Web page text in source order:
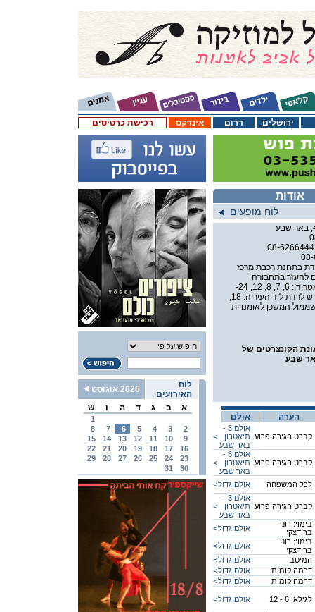
רכישת כרטיסים אינדקס דרום ירושלים
לוח
האירועים
2026 אוגוסט
א
ב ג ד ה ו ש
1
2
3
4
5
6
7
8
9
10
11
12
13
14
15
16
17
18
19
20
21
22
23
24
25
26
27
28
29
30
31
אודות
לוח מופעים
08-6266444
בתחנת רכבת מרכז
להעזר בתחבורה
ציבורית) אוטובוסים, חברת מטרודן: 6, 7, 8, 12, 24-
קווים שעוצרים בשדרות רגר, יש לרדת ליד העיריה. 18,
המשכן לאומנויות
הקונצרטים של
שבע
אולם הערה
<
אולם 3 -
תיאטרון
באר שבע
קברט הגירה פרוע
<
אולם 3 -
תיאטרון
באר שבע
קברט הגירה פרוע
<אולם גדול לכל המשפחה
<
אולם 3 -
תיאטרון
באר שבע
קברט הגירה פרוע
<אולם גדול
בימוי: רוני
ברודצקי
<אולם גדול
בימוי: רוני
ברודצקי
<אולם גדול
המיטב
<אולם גדול
דרמה קומית
<אולם גדול דרמה קומית
<אולם גדול לגילאי 6 - 12